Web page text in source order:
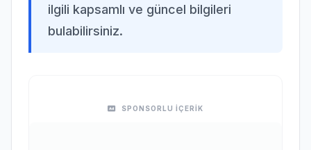
ilgili kapsamlı ve güncel bilgileri
bulabilirsiniz.
SPONSORLU İÇERİK